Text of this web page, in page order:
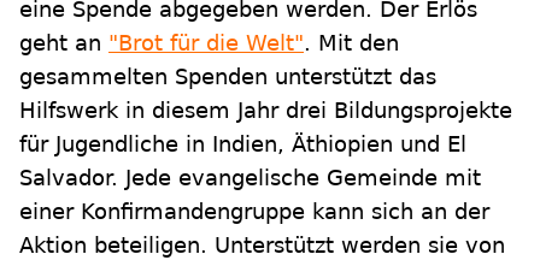
eine Spende abgegeben werden. Der Erlös
geht an "Brot für die Welt". Mit den
gesammelten Spenden unterstützt das
Hilfswerk in diesem Jahr drei Bildungsprojekte
für Jugendliche in Indien, Äthiopien und El
Salvador. Jede evangelische Gemeinde mit
einer Konfirmandengruppe kann sich an der
Aktion beteiligen. Unterstützt werden sie von